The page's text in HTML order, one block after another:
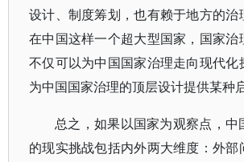
设计、制度筹划，也有赖于地方的治
在中国这样一个超大型国家，国家治
不仅可以为中国国家治理走向现代化
为中国国家治理的顶层设计提供某种
总之，如果以国家为观察点，中
的现实挑战包括内外两大维度：外部